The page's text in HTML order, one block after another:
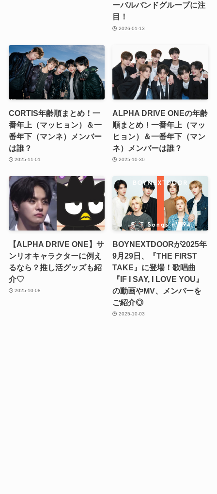
ーバルバンドグループに注
目！
2026-01-13
CORTIS年齢順まとめ！一
番年上（マッヒョン）＆一
番年下（マンネ）メンバー
は誰？
2025-11-01
ALPHA DRIVE ONEの年齢
順まとめ！一番年上（マッ
ヒョン）＆一番年下（マン
ネ）メンバーは誰？
2025-10-30
【ALPHA DRIVE ONE】サ
ンリオキャラクターに例え
るなら？推し活グッズも紹
介♡
2025-10-08
BOYNEXTDOORが2025年
9月29日、『THE FIRST
TAKE』に登場！歌唱曲
『IF I SAY, I LOVE YOU』
の動画やMV、メンバーを
ご紹介◎
2025-10-03